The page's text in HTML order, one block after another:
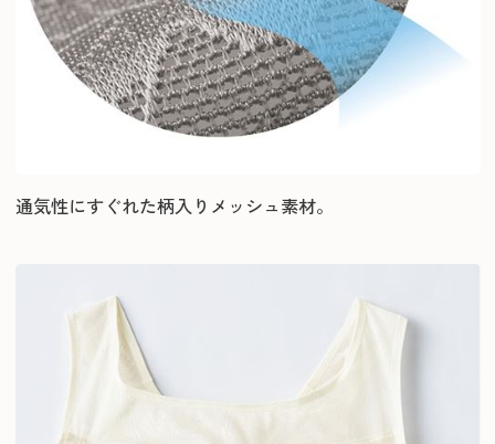
通気性にすぐれた柄入りメッシュ素材。